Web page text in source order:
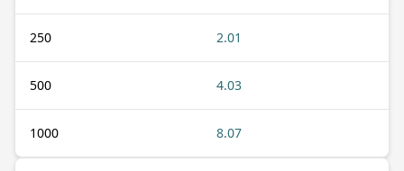
250 2.01
500 4.03
1000 8.07